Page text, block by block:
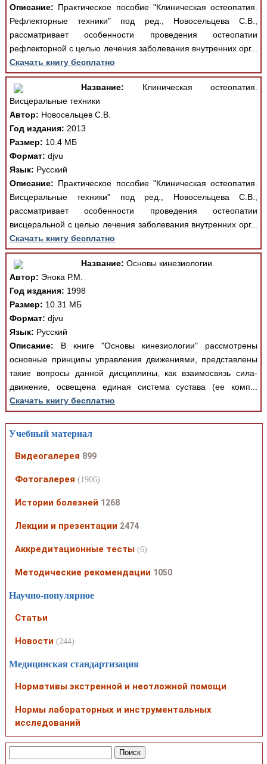
Описание: Практическое пособие "Клиническая остеопатия.
Рефлекторные техники" под ред., Новосельцева С.В.,
рассматривает особенности проведения остеопатии
рефлекторной с целью лечения заболевания внутренних орг...
Скачать книгу бесплатно
Название: Клиническая остеопатия.
Висцеральные техники
Автор: Новосельцев С.В.
Год издания: 2013
Размер: 10.4 МБ
Формат: djvu
Язык: Русский
Описание: Практическое пособие "Клиническая остеопатия.
Висцеральные техники" под ред., Новосельцева С.В.,
рассматривает особенности проведения остеопатии
висцеральной с целью лечения заболевания внутренних орг...
Скачать книгу бесплатно
Название: Основы кинезиологии.
Автор: Энока Р.М.
Год издания: 1998
Размер: 10.31 МБ
Формат: djvu
Язык: Русский
Описание: В книге "Основы кинезиологии" рассмотрены
основные принципы управления движениями, представлены
такие вопросы данной дисциплины, как взаимосвязь сила-
движение, освещена единая система сустава (ее комп...
Скачать книгу бесплатно
Учебный материал
Видеогалерея 899
Фотогалерея (1906)
Истории болезней 1268
Лекции и презентации 2474
Аккредитационные тесты (6)
Методические рекомендации 1050
Научно-популярное
Статьи
Новости (244)
Медицинская стандартизация
Нормативы экстренной и неотложной помощи
Нормы лабораторных и инструментальных
исследований